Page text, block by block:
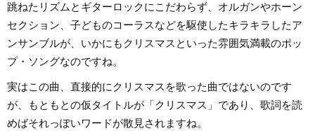
跳ねたリズムとギターロックにこだわらず、オルガンやホーン
セクション、子どものコーラスなどを駆使したキラキラしたア
ンサンブルが、いかにもクリスマスといった雰囲気満載のポッ
プ・ソングなのですね。
実はこの曲、直接的にクリスマスを歌った曲ではないのです
が、もともとの仮タイトルが「クリスマス」であり、歌詞を読
めばそれっぽいワードが散見されますね。